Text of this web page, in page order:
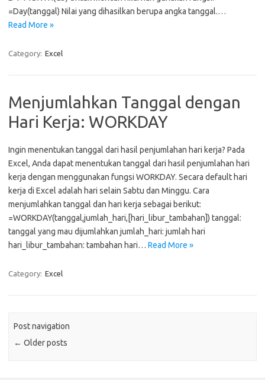
=Day(tanggal) Nilai yang dihasilkan berupa angka tanggal.…
Read More »
Category: Excel
Menjumlahkan Tanggal dengan
Hari Kerja: WORKDAY
Ingin menentukan tanggal dari hasil penjumlahan hari kerja? Pada
Excel, Anda dapat menentukan tanggal dari hasil penjumlahan hari
kerja dengan menggunakan fungsi WORKDAY. Secara default hari
kerja di Excel adalah hari selain Sabtu dan Minggu. Cara
menjumlahkan tanggal dan hari kerja sebagai berikut:
=WORKDAY(tanggal,jumlah_hari,[hari_libur_tambahan]) tanggal:
tanggal yang mau dijumlahkan jumlah_hari: jumlah hari
hari_libur_tambahan: tambahan hari… Read More »
Category: Excel
Post navigation
← Older posts